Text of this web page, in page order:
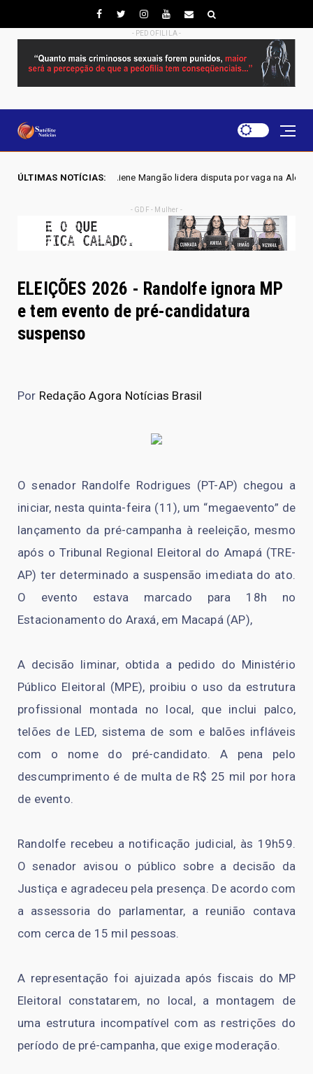
- PEDOFILILA -
ÚLTIMAS NOTÍCIAS:
Joscilene Mangão lidera disputa por vaga na Alego em Novo Gama,
- GDF - Mulher -
ELEIÇÕES 2026 - Randolfe ignora MP
e tem evento de pré-candidatura
suspenso
Por Redação Agora Notícias Brasil
O senador Randolfe Rodrigues (PT-AP) chegou a
iniciar, nesta quinta-feira (11), um “megaevento” de
lançamento da pré-campanha à reeleição, mesmo
após o Tribunal Regional Eleitoral do Amapá (TRE-
AP) ter determinado a suspensão imediata do ato.
O evento estava marcado para 18h no
Estacionamento do Araxá, em Macapá (AP),
A decisão liminar, obtida a pedido do Ministério
Público Eleitoral (MPE), proibiu o uso da estrutura
profissional montada no local, que inclui palco,
telões de LED, sistema de som e balões infláveis
com o nome do pré-candidato. A pena pelo
descumprimento é de multa de R$ 25 mil por hora
de evento.
Randolfe recebeu a notificação judicial, às 19h59.
O senador avisou o público sobre a decisão da
Justiça e agradeceu pela presença. De acordo com
a assessoria do parlamentar, a reunião contava
com cerca de 15 mil pessoas.
A representação foi ajuizada após fiscais do MP
Eleitoral constatarem, no local, a montagem de
uma estrutura incompatível com as restrições do
período de pré-campanha, que exige moderação.